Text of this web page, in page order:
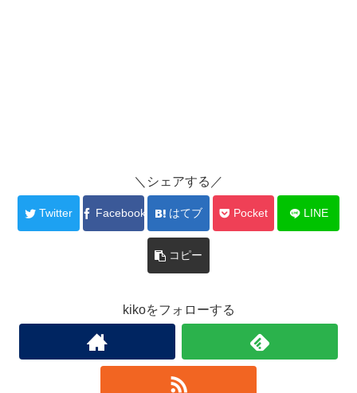
＼シェアする／
Twitter Facebook はてブ Pocket LINE
コピー
kikoをフォローする